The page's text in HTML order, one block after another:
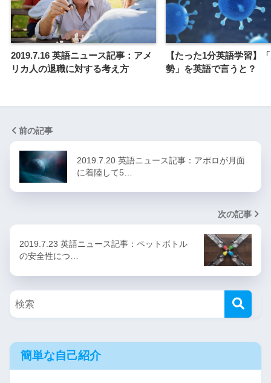
2019.7.16 英語ニュース記事：アメ
リカ人の退職に対する考え方
【たった1分英語学習】
勢」を英語で言うと？
前の記事
2019.7.20 英語ニュース記事：アポロが月面
に着陸して5…
次の記事
2019.7.23 英語ニュース記事：ペットボトル
の安全性につ…
簡単な自己紹介